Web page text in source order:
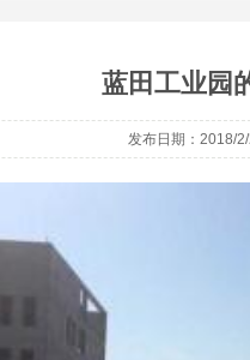
蓝田工业园
发布日期：2018/